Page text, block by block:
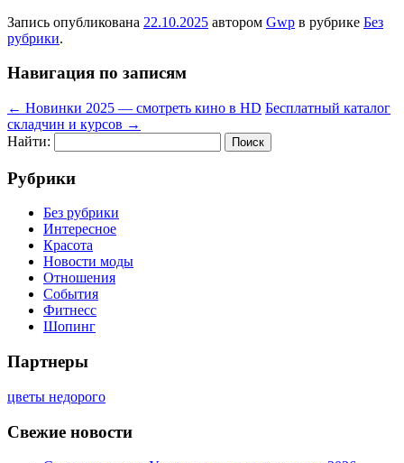
Запись опубликована 22.10.2025 автором Gwp в рубрике Без
рубрики.
Навигация по записям
← Новинки 2025 — смотреть кино в HD Бесплатный каталог
складчин и курсов →
Найти:
Рубрики
Без рубрики
Интересное
Красота
Новости моды
Отношения
События
Фитнесс
Шопинг
Партнеры
цветы недорого
Свежие новости